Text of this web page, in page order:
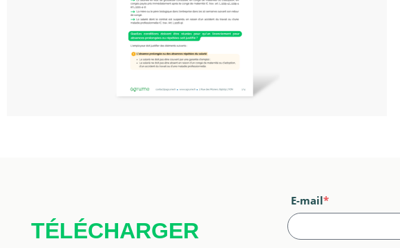
TÉLÉCHARGER
E-mail*